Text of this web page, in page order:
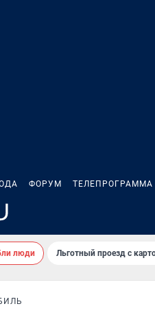
ФОРУМ ТЕЛЕПРОГРАММА
люди Льготный проезд с